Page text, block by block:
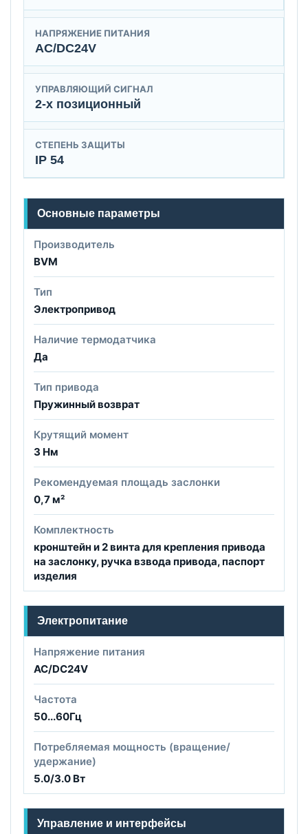
НАПРЯЖЕНИЕ ПИТАНИЯ
AC/DC24V
УПРАВЛЯЮЩИЙ СИГНАЛ
2-х позиционный
СТЕПЕНЬ ЗАЩИТЫ
IP 54
Основные параметры
Производитель
BVM
Тип
Электропривод
Наличие термодатчика
Да
Тип привода
Пружинный возврат
Крутящий момент
3 Нм
Рекомендуемая площадь заслонки
0,7 м²
Комплектность
кронштейн и 2 винта для крепления привода
на заслонку, ручка взвода привода, паспорт
изделия
Электропитание
Напряжение питания
AC/DC24V
Частота
50...60Гц
Потребляемая мощность (вращение/
удержание)
5.0/3.0 Вт
Управление и интерфейсы